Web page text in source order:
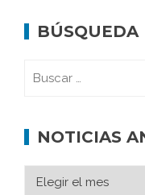
BÚSQUEDA
NOTICIAS